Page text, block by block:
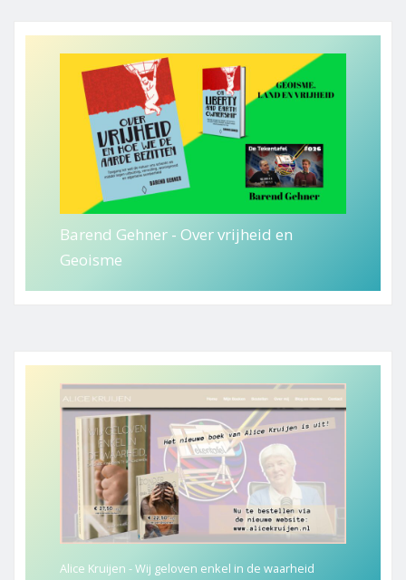
Barend Gehner - Over vrijheid en
Geoisme
Alice Kruijen - Wij geloven enkel in de waarheid